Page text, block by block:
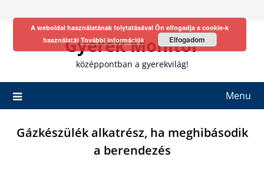
Gyerek Monitor
középpontban a gyerekvilág!
Menu
Gázkészülék alkatrész, ha meghibásodik
a berendezés
A weboldal használatának folytatásával Ön elfogadja a cookie-k
használatát További információk Elfogadom